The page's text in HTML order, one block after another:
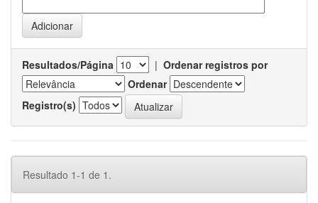
Resultados/Página | Ordenar registros por
Ordenar
Registro(s)
Resultado 1-1 de 1.